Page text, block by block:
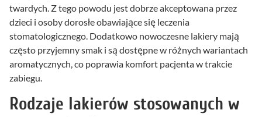
twardych. Z tego powodu jest dobrze akceptowana przez
dzieci i osoby dorosłe obawiające się leczenia
stomatologicznego. Dodatkowo nowoczesne lakiery mają
często przyjemny smak i są dostępne w różnych wariantach
aromatycznych, co poprawia komfort pacjenta w trakcie
zabiegu.
Rodzaje lakierów stosowanych w